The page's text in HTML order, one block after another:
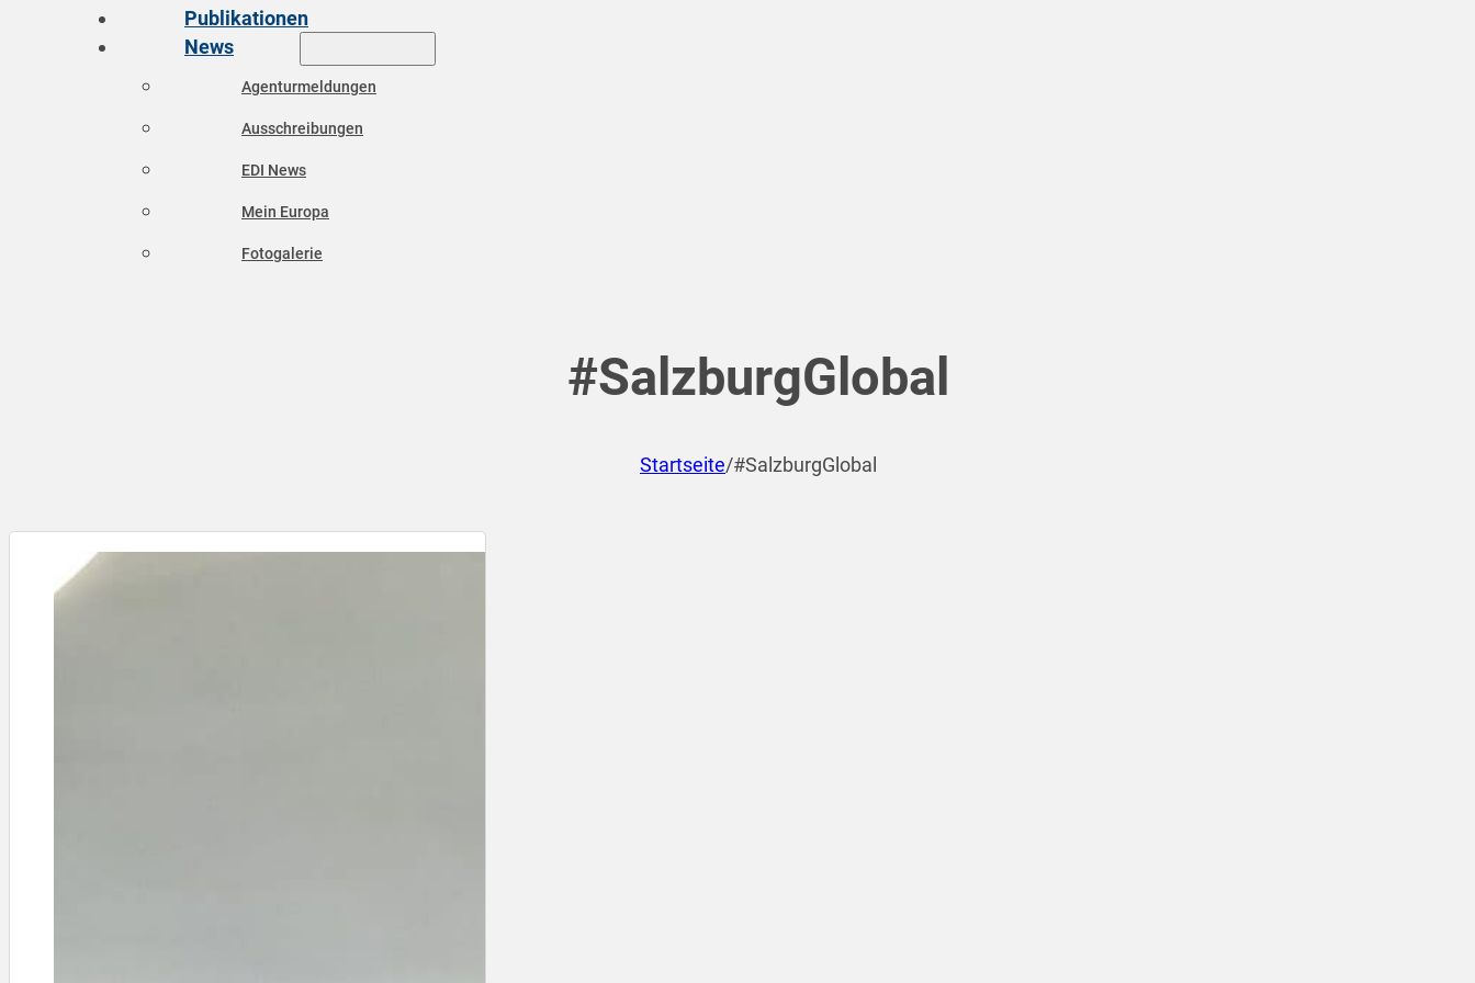
Publikationen
News
Agenturmeldungen
Ausschreibungen
EDI News
Mein Europa
Fotogalerie
#SalzburgGlobal
Startseite/#SalzburgGlobal